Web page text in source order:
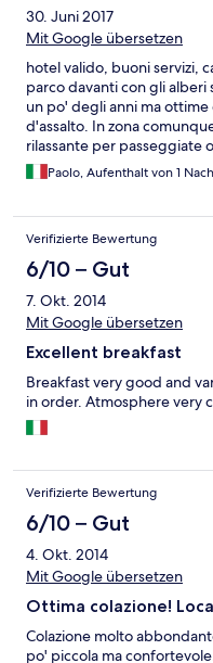
30. Juni 2017
Mit Google übersetzen
hotel valido, buoni servizi,
parco davanti con gli alberi
un po' degli anni ma
d'assalto. In zona
rilassante per passeggiate
dormire sotto un albero se
Paolo, Aufenthalt von 1
Verifizierte Bewertung
6/10 – Gut
7. Okt. 2014
Mit Google übersetzen
Excellent breakfast
Breakfast very good and
in order. Atmosphere very
Verifizierte Bewertung
6/10 – Gut
4. Okt. 2014
Mit Google übersetzen
Ottima colazione!
Colazione molto
po' piccola ma